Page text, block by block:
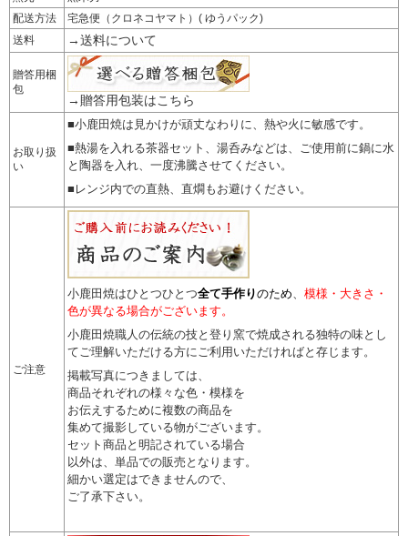
配送方法
宅急便（クロネコヤマト）( ゆうパック)
送料
→送料について
贈答用梱
包
→贈答用包装はこちら
お取り扱
い
■小鹿田焼は見かけが頑丈なわりに、熱や火に敏感です。
■熱湯を入れる茶器セット、湯呑みなどは、ご使用前に鍋に水
と陶器を入れ、一度沸騰させてください。
■レンジ内での直熱、直燗もお避けください。
ご注意
小鹿田焼はひとつひとつ全て手作りのため
模様・大きさ・
色が異なる場合がございます。
小鹿田焼職人の伝統の技と登り窯で焼成される独特の味とし
てご理解いただける方にご利用いただければと存じます。
掲載写真につきましては、
商品それぞれの様々な色・模様を
お伝えするために複数の商品を
集めて撮影している物がございます。
セット商品と明記されている場合
以外は、単品での販売となります。
細かい選定はできませんので
ご了承下さい。